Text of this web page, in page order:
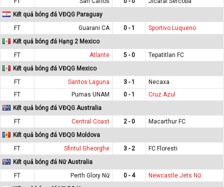
Kết quả bóng đá VĐQG Paraguay
FT
Guarani CA 0 - 1
Sportivo Luqueno
Kết quả bóng đá Hạng 2 Mexico
FT
Atlante 5 - 0
Tepatitlan FC
Kết quả bóng đá VĐQG Mexico
FT
Santos Laguna 3 - 1
Necaxa
FT
Pumas UNAM 0 - 1
Cruz Azul
Kết quả bóng đá VĐQG Australia
FT
Central Coast 2 - 0
Macarthur FC
Kết quả bóng đá VĐQG Moldova
FT
Sfintul Gheorghe 3 - 2
FC Floresti
Kết quả bóng đá Nữ Australia
FT
Perth Glory Nữ 0 - 4
Newcastle Jets Nữ